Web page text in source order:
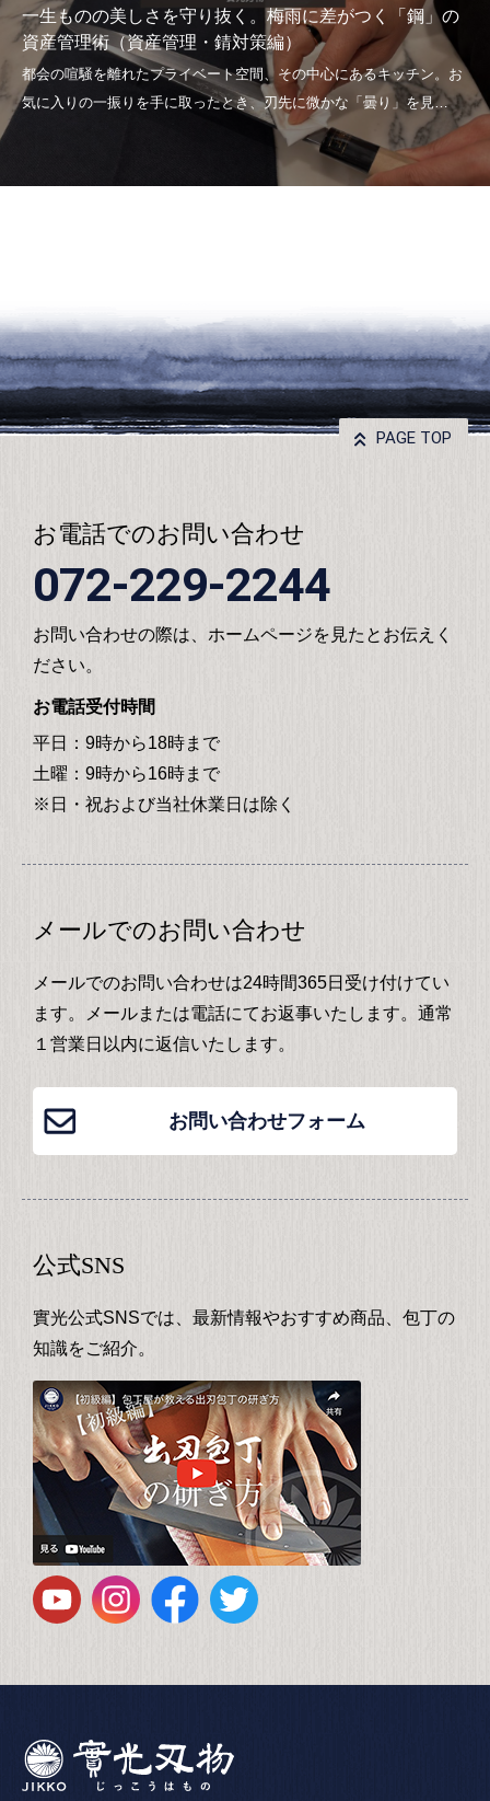
一生ものの美しさを守り抜く。梅雨に差がつく「鋼」の
資産管理術（資産管理・錆対策編）
PAGE TOP
お電話でのお問い合わせ
072-229-2244
お問い合わせの際は、ホームページを見たとお伝えく
ださい。
お電話受付時間
平日：9時から18時まで
土曜：9時から16時まで
※日・祝および当社休業日は除く
メールでのお問い合わせ
メールでのお問い合わせは24時間365日受け付けてい
ます。メールまたは電話にてお返事いたします。通常
１営業日以内に返信いたします。
お問い合わせフォーム
公式SNS
實光公式SNSでは、最新情報やおすすめ商品、包丁の
知識をご紹介。